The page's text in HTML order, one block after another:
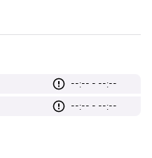
--:-- - --:--
--:-- - --:--